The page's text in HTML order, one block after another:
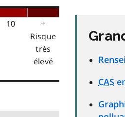
10
+
Risque
très
élevé
CAS